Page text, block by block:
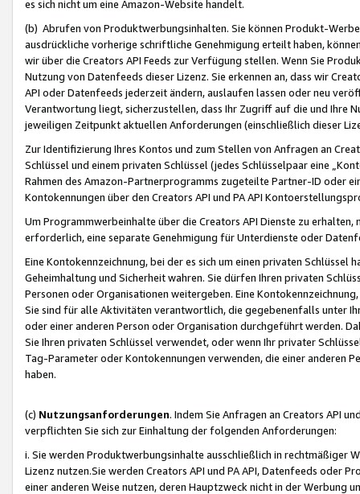
es sich nicht um eine Amazon-Website handelt.
(b) Abrufen von Produktwerbungsinhalten. Sie können Produkt-
ausdrückliche vorherige schriftliche Genehmigung erteilt haben,
wir über die Creators API Feeds zur Verfügung stellen. Wenn Sie
Nutzung von Datenfeeds dieser Lizenz. Sie erkennen an, dass wir
API oder Datenfeeds jederzeit ändern, auslaufen lassen oder neu
Verantwortung liegt, sicherzustellen, dass Ihr Zugriff auf die und Ihre
jeweiligen Zeitpunkt aktuellen Anforderungen (einschließlich dieser
Zur Identifizierung Ihres Kontos und zum Stellen von Anfragen an
Schlüssel und einem privaten Schlüssel (jedes Schlüsselpaar eine
Rahmen des Amazon-Partnerprogramms zugeteilte Partner-ID oder
Kontokennungen über den Creators API und PA API
Um Programmwerbeinhalte über die Creators API Dienste zu
erforderlich, eine separate Genehmigung für Unterdienste oder
Eine Kontokennzeichnung, bei der es sich um einen privaten
Geheimhaltung und Sicherheit wahren. Sie dürfen Ihren privaten
Personen oder Organisationen weitergeben. Eine
Sie sind für alle Aktivitäten verantwortlich, die gegebenenfalls unter
oder einer anderen Person oder Organisation durchgeführt werden.
Sie Ihren privaten Schlüssel verwendet, oder wenn Ihr privater
Tag-Parameter oder Kontokennungen verwenden, die einer anderen
haben.
(c) Nutzungsanforderungen. Indem Sie Anfragen an Creators API
verpflichten Sie sich zur Einhaltung der folgenden Anforderungen:
i. Sie werden Produktwerbungsinhalte ausschließlich in rechtmäßiger
Lizenz nutzen.Sie werden Creators API und PA API, Datenfeeds oder
einer anderen Weise nutzen, deren Hauptzweck nicht in der Werbung